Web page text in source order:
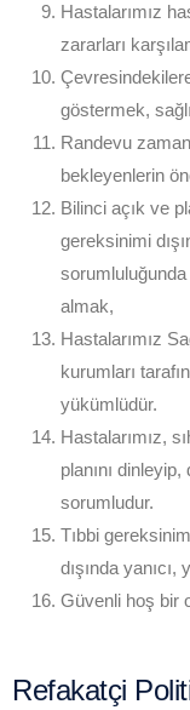
Hastalarımız
zararları
göstermek,
Randevu
bekleyenlerin
Bilinci açık ve
gereksinimi
almak,
Hastalarımız
kurumları
yükümlüdür.
Hastalarımız,
planını
sorumludur.
Tıbbi
dışında
Güvenli hoş bir
Refakatçi